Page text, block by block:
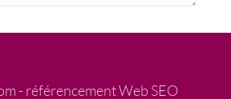
- référencement Web SEO